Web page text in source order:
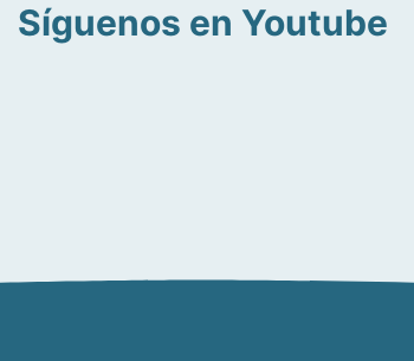
Síguenos en Youtube